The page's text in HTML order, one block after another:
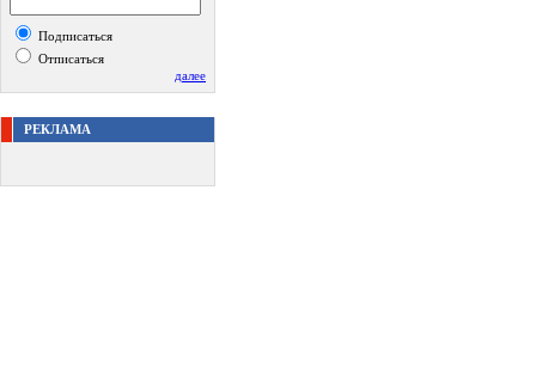
Подписаться
Отписаться
далее
РЕКЛАМА